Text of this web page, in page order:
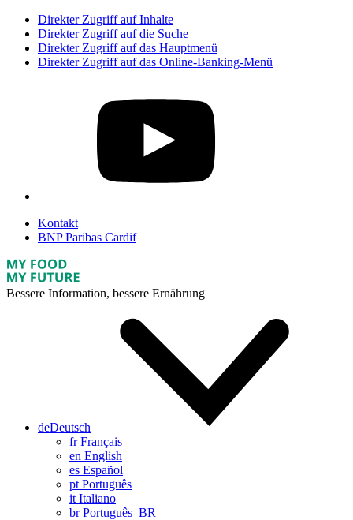
Direkter Zugriff auf Inhalte
Direkter Zugriff auf die Suche
Direkter Zugriff auf das Hauptmenü
Direkter Zugriff auf das Online-Banking-Menü
Kontakt
BNP Paribas Cardif
Bessere Information, bessere Ernährung
deDeutsch
frFrançais
en English
es Español
pt Português
it Italiano
brPortuguês_BR